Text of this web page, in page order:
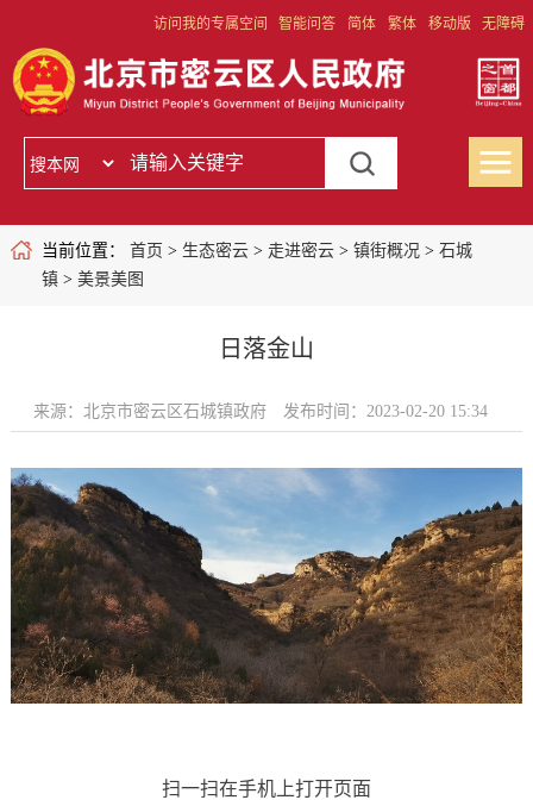
访问我的专属空间 智能问答 简体 繁体 移动版 无障碍
当前位置： 首页 > 生态密云> 走进密云> 镇街概况 > 石城
镇> 美景美图
日落金山
来源：北京市密云区石城镇政府 发布时间：2023-02-20 15:34
扫一扫在手机上打开页面